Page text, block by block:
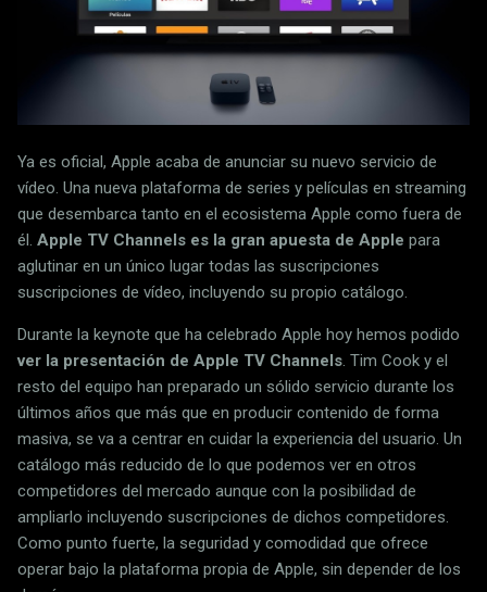
Ya es oficial, Apple acaba de anunciar su nuevo servicio de
vídeo. Una nueva plataforma de series y películas en streaming
que desembarca tanto en el ecosistema Apple como fuera de
él. Apple TV Channels es la gran apuesta de Apple para
aglutinar en un único lugar todas las suscripciones
suscripciones de vídeo, incluyendo su propio catálogo.
Durante la keynote que ha celebrado Apple hoy hemos podido
ver la presentación de Apple TV Channels . Tim Cook y el
resto del equipo han preparado un sólido servicio durante los
últimos años que más que en producir contenido de forma
masiva, se va a centrar en cuidar la experiencia del usuario. Un
catálogo más reducido de lo que podemos ver en otros
competidores del mercado aunque con la posibilidad de
ampliarlo incluyendo suscripciones de dichos competidores.
Como punto fuerte, la seguridad y comodidad que ofrece
operar bajo la plataforma propia de Apple, sin depender de los